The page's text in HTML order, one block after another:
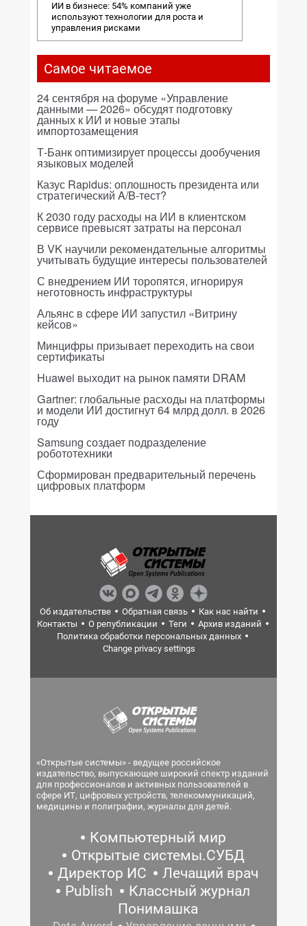
ИИ в бизнесе: 54% компаний уже
используют технологии для роста и
управления рисками
Самое читаемое
24 сентября на форуме «Управление
данными — 2026» обсудят подготовку
данных к ИИ и новые этапы
импортозамещения
Т-Банк оптимизирует процессы дообучения
языковых моделей
Казус Rapidus: оплошность президента или
стратегический A/B-тест?
К 2030 году расходы на ИИ в клиентском
сервисе превысят затраты на персонал
В VK научили рекомендательные алгоритмы
учитывать будущие интересы пользователей
С внедрением ИИ торопятся, игнорируя
неготовность инфраструктуры
Альянс в сфере ИИ запустил «Витрину
кейсов»
Минцифры призывает переходить на свои
сертификаты
Huawei выходит на рынок памяти DRAM
Gartner: глобальные расходы на платформы
и модели ИИ достигнут 64 млрд долл. в 2026
году
Samsung создает подразделение
робототехники
Сформирован предварительный перечень
цифровых платформ
Об издательстве Обратная связь
Как нас найти
Контакты
О републикации Теги
Архив изданий
Политика обработки персональных данных
Change privacy settings
«Открытые системы» - ведущее российское
издательство, выпускающее широкий спектр изданий
для профессионалов и активных пользователей в
сфере ИТ, цифровых устройств, телекоммуникаций,
медицины и полиграфии, журналы для детей.
Компьютерный мир
Открытые системы.СУБД
Директор ИС
Лечащий врач
Publish
Классный журнал
Понимашка